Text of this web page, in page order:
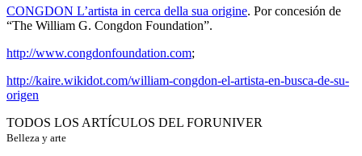
CONGDON L’artista in cerca della sua origine. Por concesión de
“The William G. Congdon Foundation”.
http://www.congdonfoundation.com;
http://kaire.wikidot.com/william-congdon-el-artista-en-busca-de-su-
origen
TODOS LOS ARTÍCULOS DEL FORUNIVER
Belleza y arte